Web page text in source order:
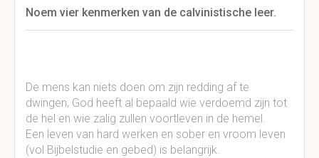
Noem vier kenmerken van de calvinistische leer.
De mens kan niets doen om zijn redding af te
dwingen, God heeft al bepaald wie verdoemd zijn tot
de hel en wie zalig zullen voortleven in de hemel.
Een leven van hard werken en sober en vroom leven
(vol Bijbelstudie en gebed) is belangrijk.